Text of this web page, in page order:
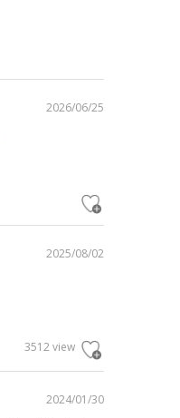
2026/06/25
2025/08/02
3512 view
2024/01/30